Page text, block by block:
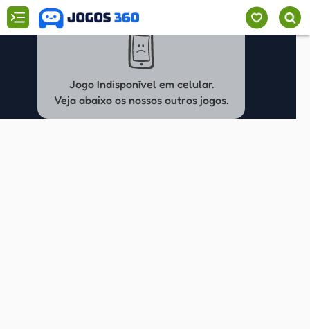
Jogo Indisponível em celular.
Veja abaixo os nossos outros jogos.